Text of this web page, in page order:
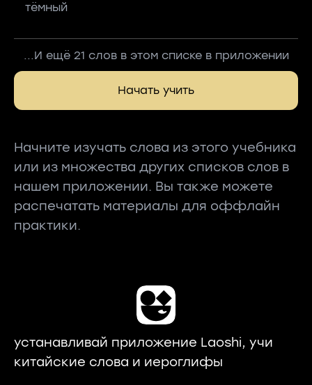
тёмный
...И ещё 21 слов в этом списке в приложении
Начать учить
Начните изучать слова из этого учебника
или из множества других списков слов в
нашем приложении. Вы также можете
распечатать материалы для оффлайн
практики.
устанавливай приложение Laoshi, учи
китайские слова и иероглифы